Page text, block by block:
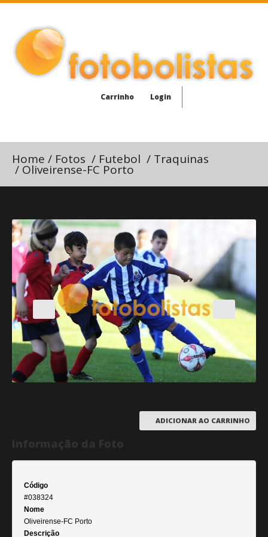
Carrinho Login
Home / Fotos / Futebol / Traquinas
/ Oliveirense-FC Porto
ADICIONAR AO CARRINHO
Código
#038324
Nome
Oliveirense-FC Porto
Descrição